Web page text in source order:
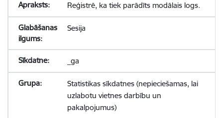
Reģistrē, ka tiek parādīts modālais logs.
Sesija
_ga
Statistikas sīkdatnes (nepieciešamas, lai
uzlabotu vietnes darbību un
pakalpojumus)